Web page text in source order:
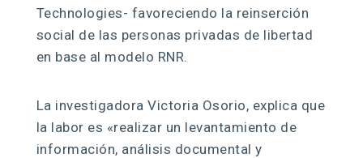
Technologies- favoreciendo la reinserción
social de las personas privadas de libertad
en base al modelo RNR.
La investigadora Victoria Osorio, explica que
la labor es «realizar un levantamiento de
información, análisis documental y